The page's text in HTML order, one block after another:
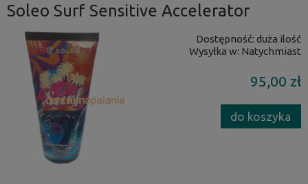
Soleo Surf Sensitive Accelerator
Dostępność: duża ilość
Wysyłka w: Natychmiast
95,00 zł
do koszyka